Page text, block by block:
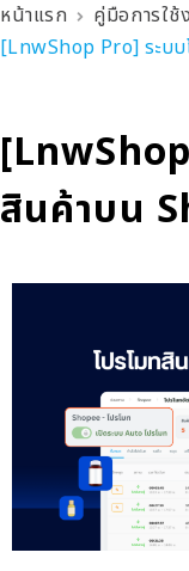
หน้าแรก คู่มือการใช้
[LnwShop Pro] ระบ
สินค้าบน